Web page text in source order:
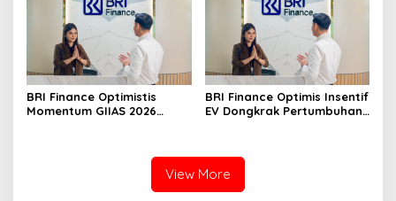
BRI Finance Optimistis
Momentum GIIAS 2026
BRI Finance Optimis Insentif
EV Dongkrak Pertumbuhan
View More